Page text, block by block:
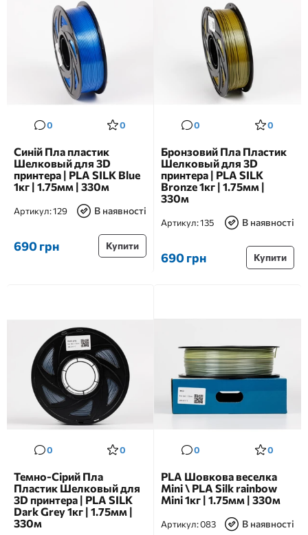
0 0
Синій Пла пластик
Шелковый для 3D
принтера | PLA SILK Blue
1кг | 1.75мм | 330м
Артикул:129 В наявності
690 грн Купити
0 0
Бронзовий Пла Пластик
Шелковый для 3D
принтера | PLA SILK
Bronze 1кг | 1.75мм |
330м
Артикул:135 В наявності
690 грн Купити
0 0
Темно-Сірий Пла
Пластик Шелковый для
3D принтера | PLA SILK
Dark Grey 1кг | 1.75мм |
330м
0 0
PLA Шовкова веселка
Mini \ PLA Silk rainbow
Mini 1кг | 1.75мм | 330м
Артикул:083 В наявності